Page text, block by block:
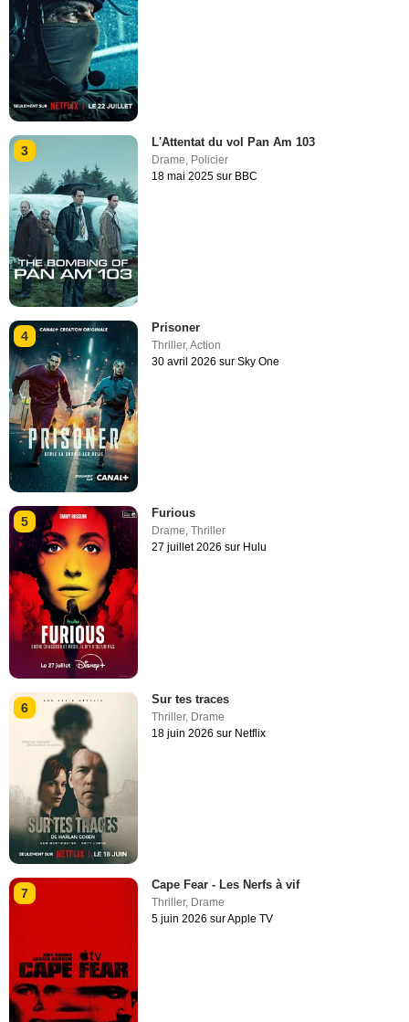
3
L'Attentat du vol Pan Am 103
Drame Policier
18 mai 2025 sur BBC
4
Prisoner
Thriller,Action
30 avril 2026 sur Sky One
5
Furious
Drame,Thriller
27 juillet 2026 sur Hulu
6
Sur tes traces
Thriller, Drame
18 juin 2026 sur Netflix
7
Cape Fear - Les Nerfs à vif
Thriller, Drame
5 juin 2026 sur Apple TV